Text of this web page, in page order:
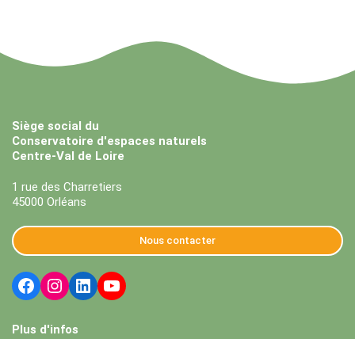
Siège social du
Conservatoire d'espaces naturels
Centre-Val de Loire
1 rue des Charretiers
45000 Orléans
Nous contacter
Plus d'infos